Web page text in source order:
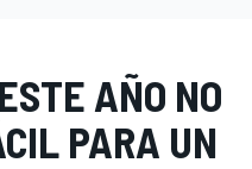
AÑO NO
PARA UN